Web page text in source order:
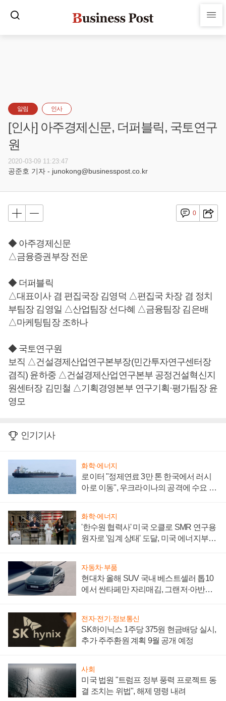
알림 인사
[인사] 아주경제신문, 더퍼블릭, 국토연구
원
2020-03-09 11:23:47
공준호 기자 - junokong@businesspost.co.kr
0
◆ 아주경제신문
△금융증권부장 전운
◆ 더퍼블릭
△대표이사 겸 편집국장 김영덕 △편집국 차장 겸 정치
부팀장 김영일 △산업팀장 선다혜 △금융팀장 김은배
△마케팅팀장 조하나
◆ 국토연구원
보직 △건설경제산업연구본부장(민간투자연구센터장
겸직) 윤하중 △건설경제산업연구본부 공정건설혁신지
원센터장 김민철 △기획경영본부 연구기획·평가팀장 윤
영모
인기기사
화학·에너지
로이터 "정제연료 3만 톤 한국에서 러시
아로 이동", 우크라이나의 공격에 수요 늘
화학·에너지
'한수원 협력사' 미국 오클로 SMR 연구용
원자로 '임계 상태' 도달, 미국 에너지부
자동차·부품
현대차 올해 SUV 국내 베스트셀러 톱10
에서 싼타페만 자리매김, 그랜저·아반떼
전자·전기·정보통신
SK하이닉스 1주당 375원 현금배당 실시,
추가 주주환원 계획 9월 공개 예정
사회
미국 법원 "트럼프 정부 풍력 프로젝트 동
결 조치는 위법", 해제 명령 내려